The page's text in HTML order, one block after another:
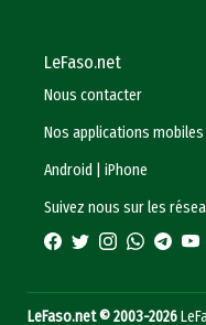
LeFaso.net
Nous contacter
Nos applications mobiles
Android
|iPhone
Suivez nous sur les
LeFaso.net © 2003-2026